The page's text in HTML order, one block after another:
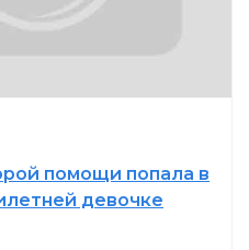
помощи попала в
девочке